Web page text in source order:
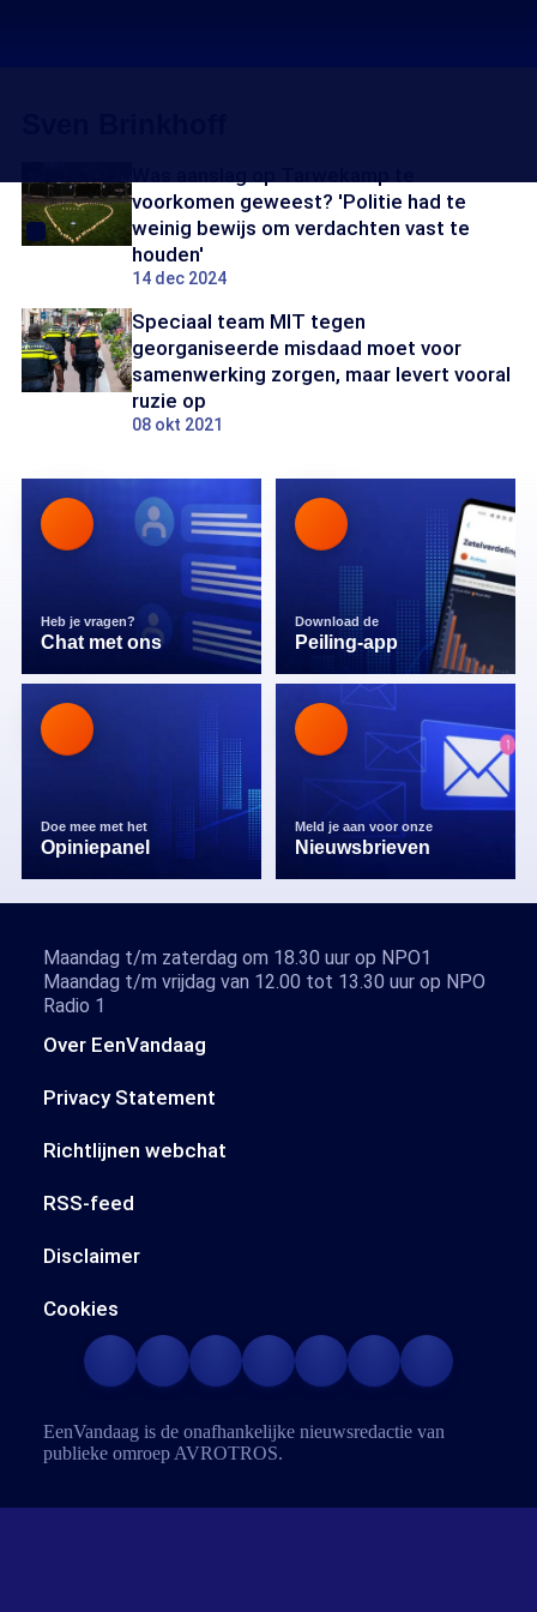
voorkomen geweest? 'Politie had te
weinig bewijs om verdachten vast te
houden'
14 dec 2024
Speciaal team MIT tegen
georganiseerde misdaad moet voor
samenwerking zorgen, maar levert vooral
ruzie op
08 okt 2021
Heb je vragen?
Chat met ons
Download de
Peiling-app
Doe mee met het
Opiniepanel
Meld je aan voor onze
Nieuwsbrieven
Over EenVandaag
Privacy Statement
Richtlijnen webchat
RSS-feed
Disclaimer
Cookies
Maandag t/m zaterdag om 18.30 uur op NPO1
Maandag t/m vrijdag van 12.00 tot 13.30 uur op NPO
Radio 1
EenVandaag is de onafhankelijke nieuwsredactie van
publieke omroep AVROTROS.